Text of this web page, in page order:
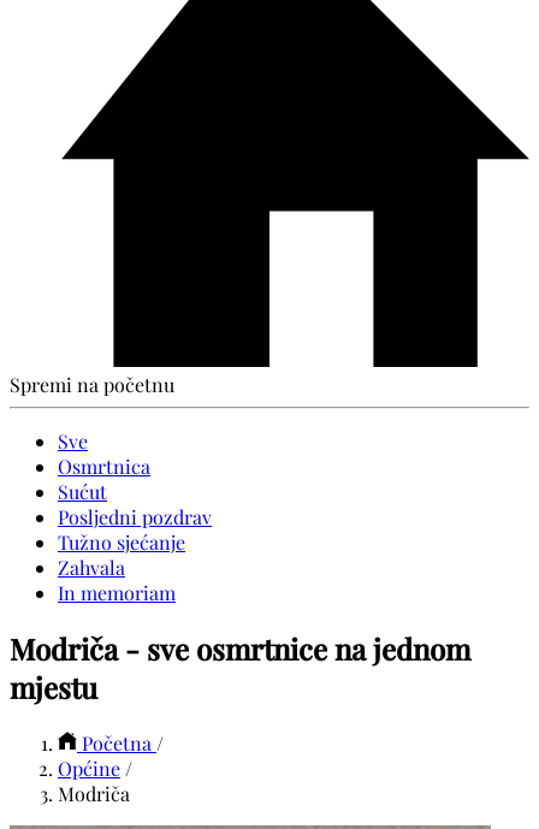
Spremi na početnu
Sve
Osmrtnica
Sućut
Posljedni pozdrav
Tužno sjećanje
Zahvala
In memoriam
Modriča - sve osmrtnice na jednom
mjestu
Početna /
Općine /
Modriča